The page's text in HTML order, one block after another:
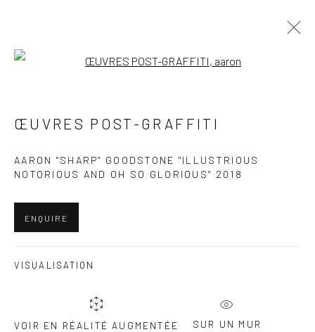
Gérer les cookies
AND CONTEMPORARY ART
ŒUVRES POST-GRAFFITI
AARON "SHARP" GOODSTONE "ILLUSTRIOUS
NOTORIOUS AND OH SO GLORIOUS" 2018
ENQUIRE
VISUALISATION
VOIR EN RÉALITÉ AUGMENTÉE SUR UN MUR